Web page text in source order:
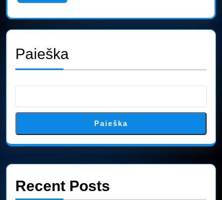
Paieška
Paieška
Recent Posts